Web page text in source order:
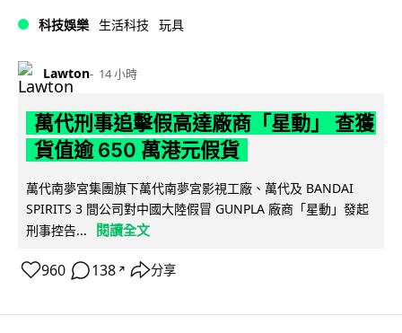
科技娛樂 生活科技 玩具
Lawton 14 小時
萬代刑事追擊假高達廠商「星動」 查獲
貨值逾 650 萬港元假貨
萬代南夢宮集團旗下萬代南夢宮影視工廠、萬代及 BANDAI
SPIRITS 3 間公司對中國大陸假冒 GUNPLA 廠商「星動」發起
刑事控告...
閱讀全文
960 138 ↗ 分享